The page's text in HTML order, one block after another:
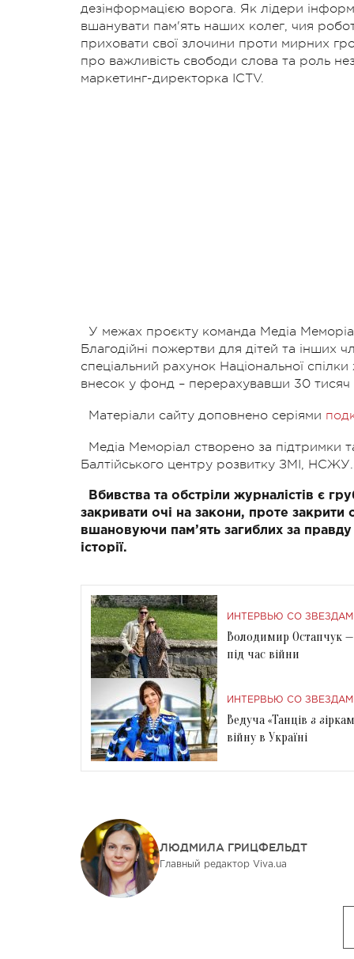
дезінформацією ворога. Як лідери
вшанувати пам'ять наших колег, чия
приховати свої злочини проти мирних
про важливість свободи слова та роль
маркетинг-директорка ICTV.
У межах проєкту команда Медіа
Благодійні пожертви для дітей та інших
спеціальний рахунок Національної
внесок у фонд – перерахувавши 30 тисяч
Матеріали сайту доповнено серіями
Медіа Меморіал створено за підтримки
Балтійського центру розвитку ЗМІ, НСЖУ.
Вбивства та обстріли журналістів є
закривати очі на закони, проте
вшановуючи пам’ять загиблих за
історії.
ИНТЕРВЬЮ СО
Володимир Остапчук —
під час війни
ИНТЕРВЬЮ СО
Ведуча «Танців з
війну в Україні
ЛЮДМИЛА ГРИЦФЕЛЬДТ
Главный редактор Viva.ua